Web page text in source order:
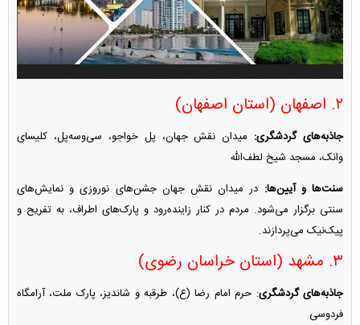
۲. اصفهان (استان اصفهان)
جاذبه‌های گردشگری: میدان نقش جهان، پل خواجو، سی‌وسه‌پل، کلیسای
وانک، مسجد شیخ لطف‌الله
سنت‌ها و آیین‌ها: در میدان نقش جهان جشن‌های نوروزی و نمایش‌های
سنتی برگزار می‌شود. مردم در کنار زاینده‌رود و پارک‌های اطراف، به تفریح و
پیک‌نیک می‌پردازند.
۳. مشهد (استان خراسان رضوی)
جاذبه‌های گردشگری: حرم امام رضا (ع)، طرقبه و شاندیز، پارک ملت، آرامگاه
فردوسی